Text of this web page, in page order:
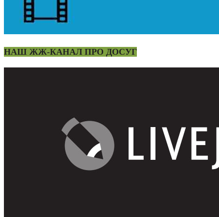
НАШ ЖЖ-КАНАЛ ПРО ДОСУГ